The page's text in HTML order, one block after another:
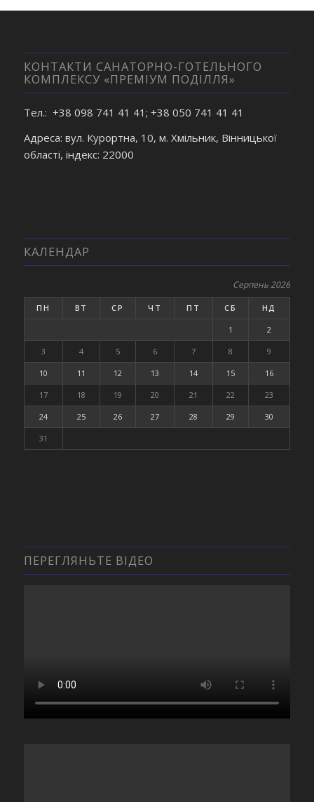
КОНТАКТИ САНАТОРНО-ГОТЕЛЬНОГО
КОМПЛЕКСУ «ПРЕМІУМ ПОДІЛЛЯ»
Тел.: +38 098 741 41 41; +38 050 741 41 41
Адреса: вул. Курортна, 10, м. Хмільник, Вінницької
області, індекс: 22000
КАЛЕНДАР
Серпень 2026
ПН ВТ СР ЧТ ПТ СБ НД
1 2
3 4 5 6 7 8 9
10 11 12 13 14 15 16
17 18 19 20 21 22 23
24 25 26 27 28 29 30
31
ПЕРЕГЛЯНЬТЕ ВІДЕО